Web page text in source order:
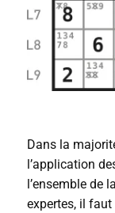
Dans la
l’application
l’ensemble de
expertes, il